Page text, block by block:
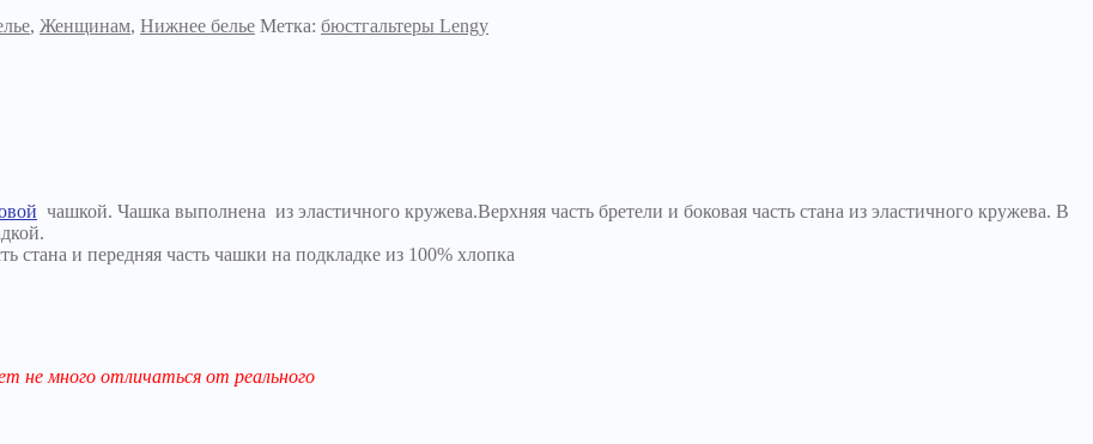
, Женщинам, Нижнее белье Метка: бюстгальтеры Lengy
чашкой. Чашка выполнена из эластичного кружева.Верхняя часть бретели и боковая часть стана из эластичного кружева. В
и передняя часть чашки на подкладке из 100% хлопка
не много отличаться от реального